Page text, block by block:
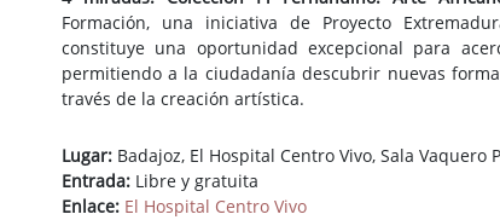
Formación, una iniciativa de Proyecto
constituye una oportunidad excepcional para
permitiendo a la ciudadanía descubrir nuevas
través de la creación artística.
Lugar:Badajoz, El Hospital Centro Vivo, Sala Vaquero
Entrada:Libre y gratuita
Enlace: El Hospital Centro Vivo